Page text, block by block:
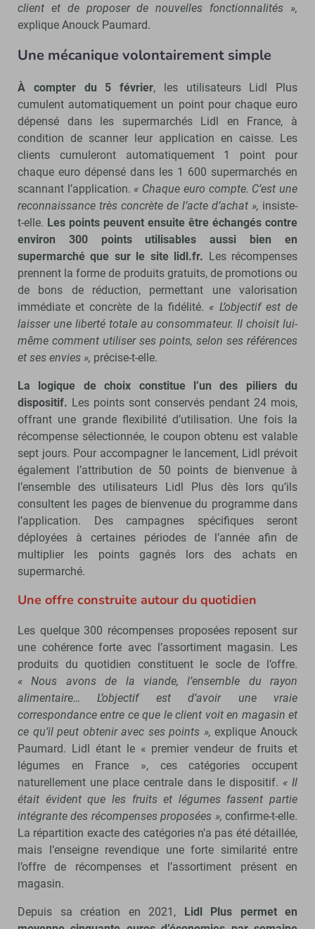
client et de proposer de nouvelles fonctionnalités »,
explique Anouck Paumard.
Une mécanique volontairement simple
À compter du 5 février, les utilisateurs Lidl Plus
cumulent automatiquement un point pour chaque euro
dépensé dans les supermarchés Lidl en France, à
condition de scanner leur application en caisse. Les
clients cumuleront automatiquement 1 point pour
chaque euro dépensé dans les 1 600 supermarchés en
scannant l’application. « Chaque euro compte. C’est une
reconnaissance très concrète de l’acte d’achat », insiste-
t-elle. Les points peuvent ensuite être échangés contre
environ 300 points utilisables aussi bien en
supermarché que sur le site lidl.fr. Les récompenses
prennent la forme de produits gratuits, de promotions ou
de bons de réduction, permettant une valorisation
immédiate et concrète de la fidélité. « L’objectif est de
laisser une liberté totale au consommateur. Il choisit lui-
même comment utiliser ses points, selon ses références
et ses envies », précise-t-elle.
La logique de choix constitue l’un des piliers du
dispositif. Les points sont conservés pendant 24 mois,
offrant une grande flexibilité d’utilisation. Une fois la
récompense sélectionnée, le coupon obtenu est valable
sept jours. Pour accompagner le lancement, Lidl prévoit
également l’attribution de 50 points de bienvenue à
l’ensemble des utilisateurs Lidl Plus dès lors qu’ils
consultent les pages de bienvenue du programme dans
l’application. Des campagnes spécifiques seront
déployées à certaines périodes de l’année afin de
multiplier les points gagnés lors des achats en
supermarché.
Une offre construite autour du quotidien
Les quelque 300 récompenses proposées reposent sur
une cohérence forte avec l’assortiment magasin. Les
produits du quotidien constituent le socle de l’offre.
« Nous avons de la viande, l’ensemble du rayon
alimentaire… L’objectif est d’avoir une vraie
correspondance entre ce que le client voit en magasin et
ce qu’il peut obtenir avec ses points », explique Anouck
Paumard. Lidl étant le « premier vendeur de fruits et
légumes en France », ces catégories occupent
naturellement une place centrale dans le dispositif. « Il
était évident que les fruits et légumes fassent partie
intégrante des récompenses proposées », confirme-t-elle.
La répartition exacte des catégories n’a pas été détaillée,
mais l’enseigne revendique une forte similarité entre
l’offre de récompenses et l’assortiment présent en
magasin.
Depuis sa création en 2021, Lidl Plus permet en